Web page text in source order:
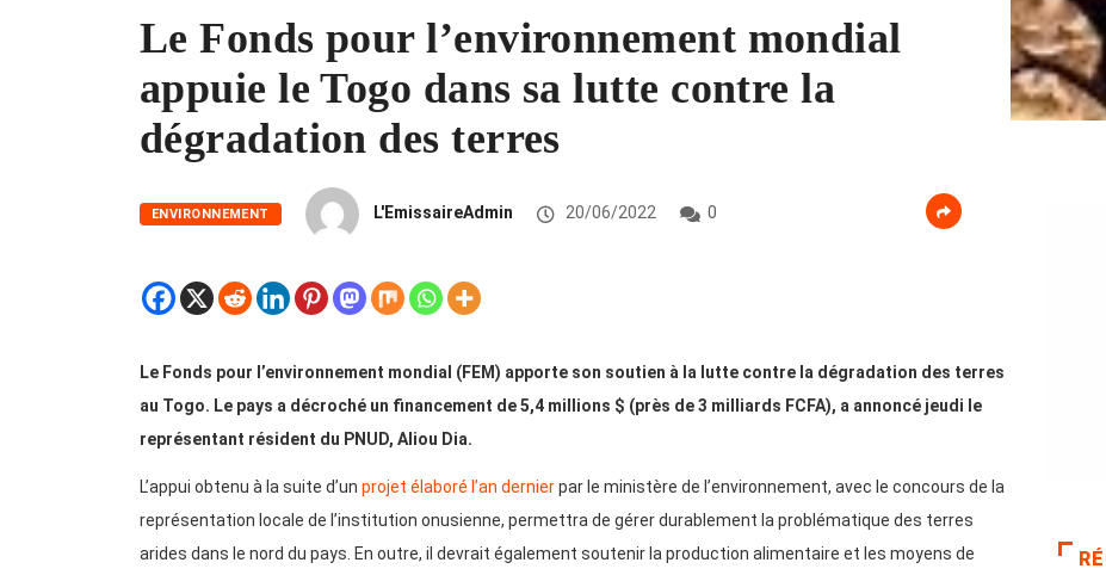
Le Fonds pour l’environnement mondial
appuie le Togo dans sa lutte contre la
dégradation des terres
ENVIRONNEMENT L'EmissaireAdmin 20/06/2022 0
Le Fonds pour l’environnement mondial (FEM) apporte son soutien à la lutte contre la dégradation des terres
au Togo. Le pays a décroché un financement de 5,4 millions $ (près de 3 milliards FCFA), a annoncé jeudi le
représentant résident du PNUD, Aliou Dia.
L’appui obtenu à la suite d’un projet élaboré l’an dernierpar le ministère de l’environnement, avec le concours de la
représentation locale de l’institution onusienne, permettra de gérer durablement la problématique des terres
arides dans le nord du pays. En outre, il devrait également soutenir la production alimentaire et les moyens de